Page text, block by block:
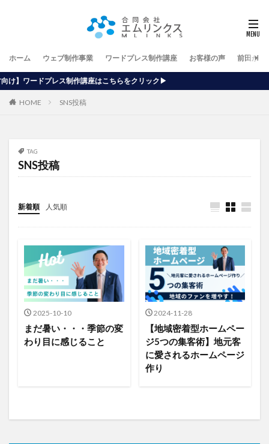
ホーム ウェブ制作事業 ワードプレス制作講座 お客様の声 前田が行
講座はこちらをクリック▶
HOME SNS投稿
TAG
SNS投稿
新着順 人気順
2025-10-10
まだ暑い・・・季節の変
わり目に感じること
2024-11-28
【地域密着型ホームペー
ジ5つの集客術】地元客
に愛されるホームページ
作り